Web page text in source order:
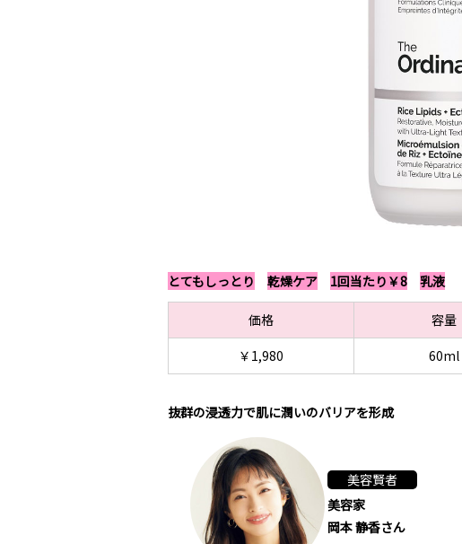
とてもしっとり 乾燥ケア 1回当たり￥8 乳液
価格 容量
￥1,980
60ml
抜群の浸透力で肌に潤いのバリアを形成
美容賢者
美容家
岡本 静香さん